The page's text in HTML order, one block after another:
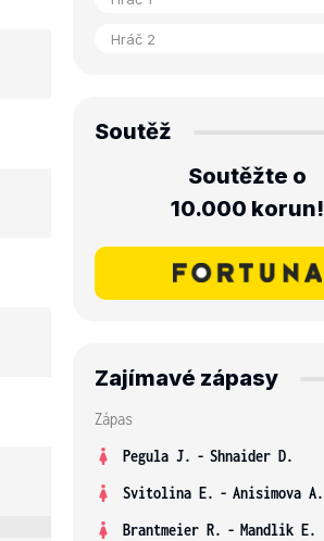
Soutěž
Soutěžte o
10.000 korun!
Zajímavé zápasy
Zápas
Pegula J. - Shnaider D.
Svitolina E. - Anisimova A.
Brantmeier R. - Mandlik E.